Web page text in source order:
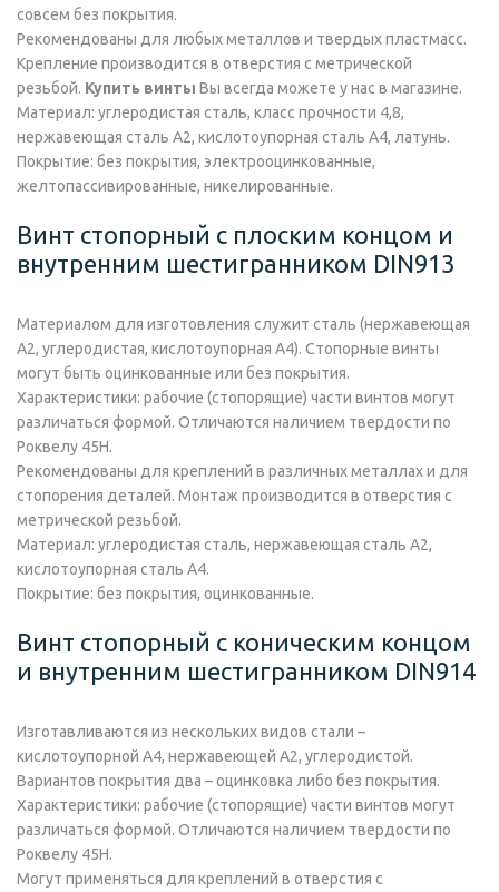
совсем без покрытия.
Рекомендованы для любых металлов и твердых пластмасс.
Крепление производится в отверстия с метрической
резьбой. Купить винты Вы всегда можете у нас в магазине.
Материал: углеродистая сталь, класс прочности 4,8,
нержавеющая сталь А2, кислотоупорная сталь А4, латунь.
Покрытие: без покрытия, электрооцинкованные,
желтопассивированные, никелированные.
Винт стопорный с плоским концом и
внутренним шестигранником DIN913
Материалом для изготовления служит сталь (нержавеющая
А2, углеродистая, кислотоупорная А4). Стопорные винты
могут быть оцинкованные или без покрытия.
Характеристики: рабочие (стопорящие) части винтов могут
различаться формой. Отличаются наличием твердости по
Роквелу 45Н.
Рекомендованы для креплений в различных металлах и для
стопорения деталей. Монтаж производится в отверстия с
метрической резьбой.
Материал: углеродистая сталь, нержавеющая сталь А2,
кислотоупорная сталь А4.
Покрытие: без покрытия, оцинкованные.
Винт стопорный с коническим концом
и внутренним шестигранником DIN914
Изготавливаются из нескольких видов стали –
кислотоупорной А4, нержавеющей А2, углеродистой.
Вариантов покрытия два – оцинковка либо без покрытия.
Характеристики: рабочие (стопорящие) части винтов могут
различаться формой. Отличаются наличием твердости по
Роквелу 45Н.
Могут применяться для креплений в отверстия с